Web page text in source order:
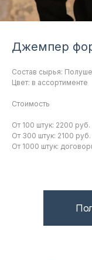
Джемпер
Состав сырья:
Цвет: в ассортименте
Стоимость
От 100 штук: 2200 руб.
От 300 штук: 2100 руб.
От 1000 штук: